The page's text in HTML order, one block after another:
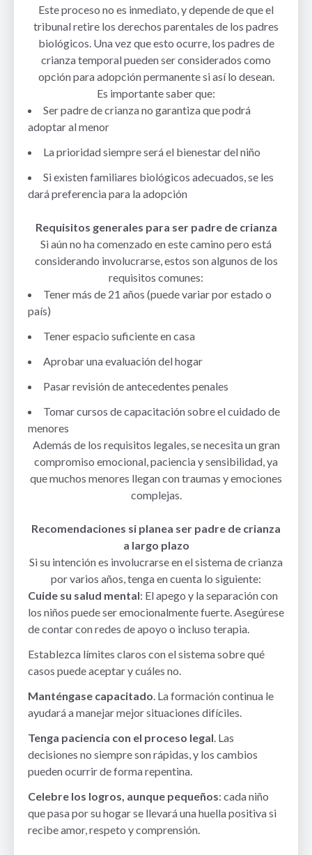
Este proceso no es inmediato, y depende de que el
tribunal retire los derechos parentales de los padres
biológicos. Una vez que esto ocurre, los padres de
crianza temporal pueden ser considerados como
opción para adopción permanente si así lo desean.
Es importante saber que:
Ser padre de crianza no garantiza que podrá
adoptar al menor
La prioridad siempre será el bienestar del niño
Si existen familiares biológicos adecuados, se les
dará preferencia para la adopción
Requisitos generales para ser padre de crianza
Si aún no ha comenzado en este camino pero está
considerando involucrarse, estos son algunos de los
requisitos comunes:
Tener más de 21 años (puede variar por estado o
país)
Tener espacio suficiente en casa
Aprobar una evaluación del hogar
Pasar revisión de antecedentes penales
Tomar cursos de capacitación sobre el cuidado de
menores
Además de los requisitos legales, se necesita un gran
compromiso emocional, paciencia y sensibilidad, ya
que muchos menores llegan con traumas y emociones
complejas.
Recomendaciones si planea ser padre de crianza
a largo plazo
Si su intención es involucrarse en el sistema de crianza
por varios años, tenga en cuenta lo siguiente:
Cuide su salud mental: El apego y la separación con
los niños puede ser emocionalmente fuerte. Asegúrese
de contar con redes de apoyo o incluso terapia.
Establezca límites claros con el sistema sobre qué
casos puede aceptar y cuáles no.
Manténgase capacitado . La formación continua le
ayudará a manejar mejor situaciones difíciles.
Tenga paciencia con el proceso legal . Las
decisiones no siempre son rápidas, y los cambios
pueden ocurrir de forma repentina.
Celebre los logros, aunque pequeños: cada niño
que pasa por su hogar se llevará una huella positiva si
recibe amor, respeto y comprensión.